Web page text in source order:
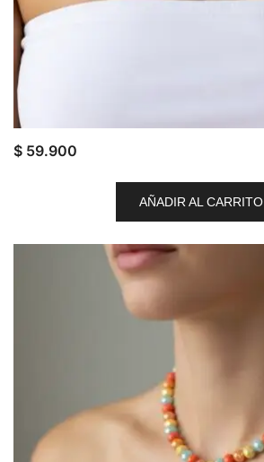
$ 59.900
AÑADIR AL CARRITO